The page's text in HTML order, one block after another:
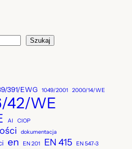
Szukaj
391/EWG 1049/2001 2000/14/WE
42/WE
AI CIOP
dokumentacja
en EN 201 EN 415 EN 547-3